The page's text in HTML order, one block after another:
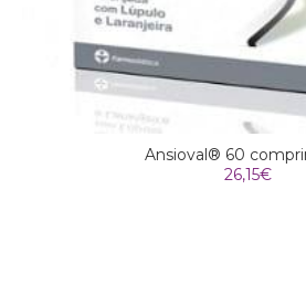
Ansioval® 60
26,15€